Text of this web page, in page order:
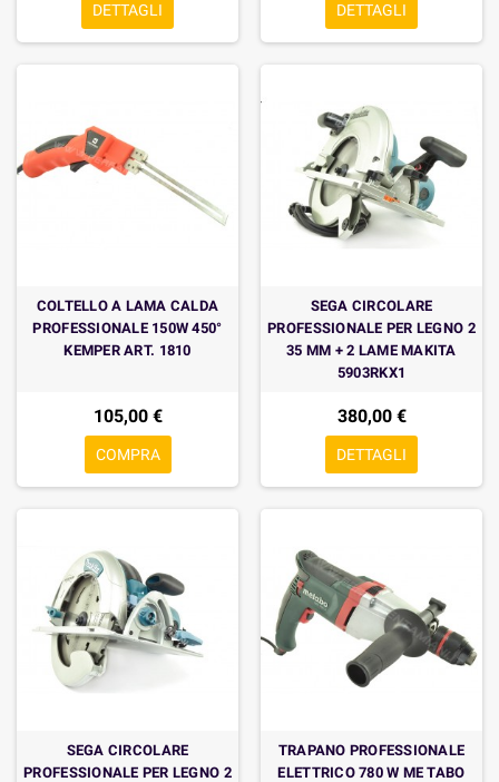
DETTAGLI DETTAGLI
COLTELLO A LAMA CALDA
PROFESSIONALE 150W 450°
KEMPER ART. 1810
105,00 €
COMPRA
SEGA CIRCOLARE
PROFESSIONALE PER LEGNO 2
35 MM + 2 LAME MAKITA
5903RKX1
380,00 €
DETTAGLI
SEGA CIRCOLARE
PROFESSIONALE PER LEGNO 2
TRAPANO PROFESSIONALE
ELETTRICO 780 W ME TABO